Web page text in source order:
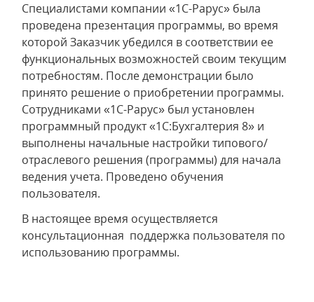
Специалистами компании «1С-Рарус» была
проведена презентация программы, во время
которой Заказчик убедился в соответствии ее
функциональных возможностей своим текущим
потребностям. После демонстрации было
принято решение о приобретении программы.
Сотрудниками «1С-Рарус» был установлен
программный продукт «1С:Бухгалтерия 8» и
выполнены начальные настройки типового/
отраслевого решения (программы) для начала
ведения учета. Проведено обучения
пользователя.
В настоящее время осуществляется
консультационная поддержка пользователя по
использованию программы.